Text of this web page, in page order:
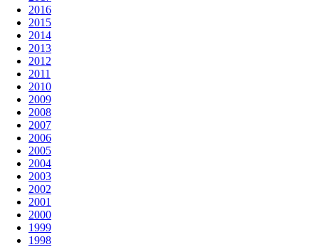
2016
2015
2014
2013
2012
2011
2010
2009
2008
2007
2006
2005
2004
2003
2002
2001
2000
1999
1998